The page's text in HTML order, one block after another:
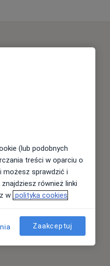
(lub podobnych
treści w oparciu o
możesz sprawdzić i
również linki
w polityka cookies
Zaakceptuj